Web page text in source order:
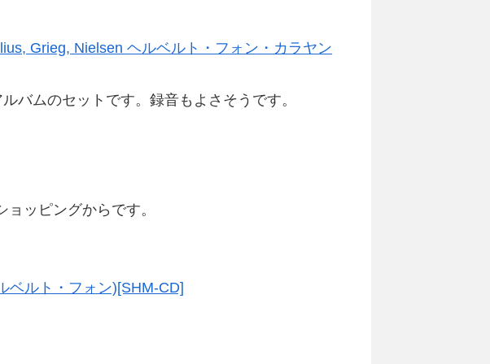
Grieg, Nielsen ヘルベルト・フォン・カラヤン
バムのセットです。録音もよさそうです。
ッピングからです。
ベルト・フォン)[SHM-CD]